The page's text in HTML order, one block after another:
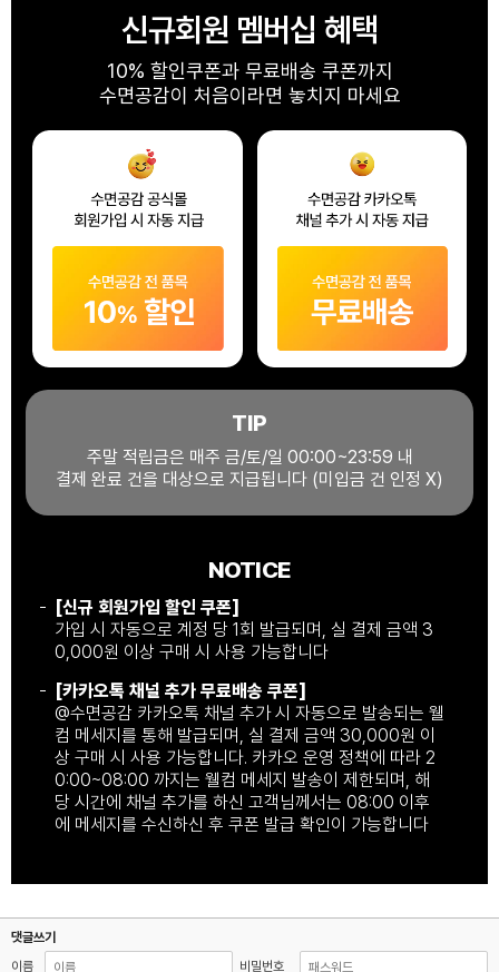
신규회원 멤버십 혜택
10% 할인쿠폰과 무료배송 쿠폰까지
수면공감이 처음이라면 놓치지 마세요
TIP
주말 적립금은 매주 금/토/일 00:00~23:59 내
결제 완료 건을 대상으로 지급됩니다 (미입금 건 인정 X)
NOTICE
[신규 회원가입 할인 쿠폰]
가입 시 자동으로 계정 당 1회 발급되며, 실 결제 금액 3
0,000원 이상 구매 시 사용 가능합니다
[카카오톡 채널 추가 무료배송 쿠폰]
@수면공감 카카오톡 채널 추가 시 자동으로 발송되는 웰
컴 메세지를 통해 발급되며, 실 결제 금액 30,000원 이
상 구매 시 사용 가능합니다. 카카오 운영 정책에 따라 2
0:00~08:00 까지는 웰컴 메세지 발송이 제한되며, 해
당 시간에 채널 추가를 하신 고객님께서는 08:00 이후
에 메세지를 수신하신 후 쿠폰 발급 확인이 가능합니다
댓글쓰기
이름
비밀번호